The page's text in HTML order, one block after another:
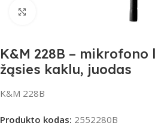
Spustelėkite, jei norite
K&M 228B –
žąsies kaklu, juodas
K&M 228B
Produkto kodas: 2552280B